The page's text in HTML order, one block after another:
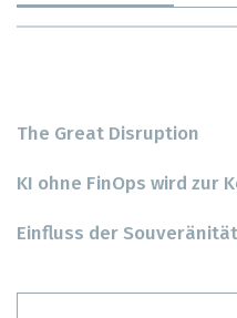
The Great Disruption
KI ohne FinOps wird zur
Einfluss der